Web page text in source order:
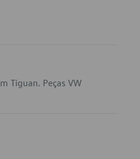
Tiguan. Peças VW